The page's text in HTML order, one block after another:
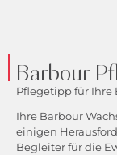
Barbour
Pflegetipp für Ihre
Ihre Barbour
einigen
Begleiter für die